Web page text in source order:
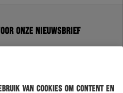
van cookies om content en
onze nieuwsbrief
Schrijf je dan in voor de
Almelo. Doordat je zelf aan
jij van ons wil ontvangen,